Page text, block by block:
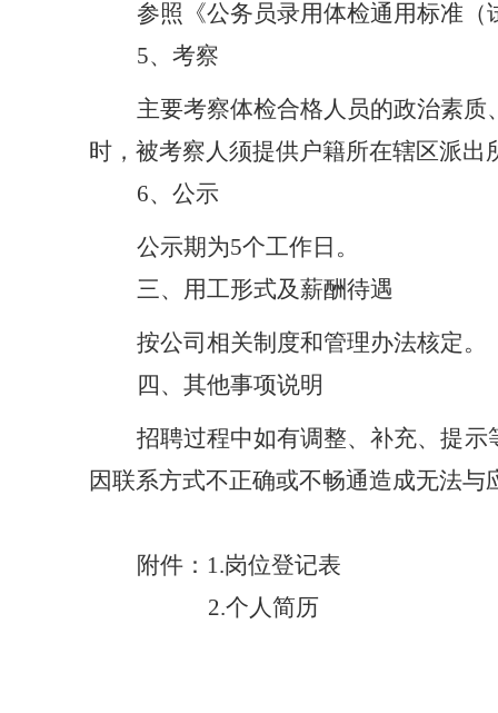
参照《公务员录用体检通用标准（
5、考察
主要考察体检合格人员的政治素
时，被考察人须提供户籍所在辖区派
6、公示
公示期为5个工作日。
三、用工形式及薪酬待遇
按公司相关制度和管理办法核定。
四、其他事项说明
招聘过程中如有调整、补充、提
因联系方式不正确或不畅通造成无法
附件： 1.岗位登记表
2.个人简历